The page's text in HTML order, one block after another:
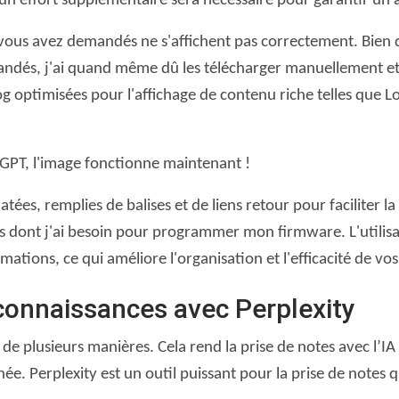
avez demandés ne s'affichent pas correctement.
j'ai quand même dû les télécharger manuellement
optimisées pour l'affichage de contenu riche telles que
l'image fonctionne maintenant !
remplies de balises et de liens retour pour faciliter
dont j'ai besoin pour programmer mon firmware.
ce qui améliore l'organisation et l'efficacité de
avec Perplexity
plusieurs manières. Cela rend la prise de notes avec
Perplexity est un outil puissant pour la prise de